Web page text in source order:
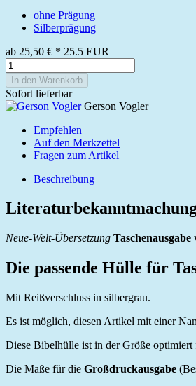
ohne Prägung
Silberprägung
ab 25,50 € * 25.5 EUR
In den Warenkorb
Sofort lieferbar
Gerson Vogler
Empfehlen
Auf den Merkzettel
Fragen zum Artikel
Beschreibung
Neue-Welt-Übersetzung Taschenausgabe
Die passende Hülle für
Mit Reißverschluss in silbergrau.
Es ist möglich, diesen Artikel mit einer
Diese Bibelhülle ist in der Größe optimiert
Die Maße für die Großdruckausgabe